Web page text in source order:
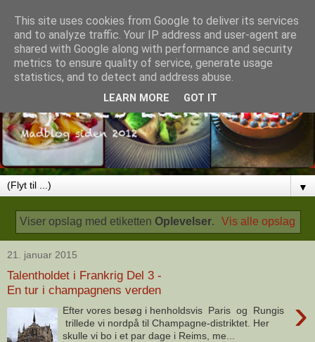
▼
Viser opslag med etiketten Oplevelser. Vis alle opslag
21. januar 2015
Talentholdet i Frankrig Del 3 -
En tur i champagnens verden
›
Efter vores besøg i henholdsvis Paris og Rungis
trillede vi nordpå til Champagne-distriktet. Her
skulle vi bo i et par dage i Reims, me...
This site uses cookies from Google to deliver its services
and to analyze traffic. Your IP address and user-agent are
shared with Google along with performance and security
metrics to ensure quality of service, generate usage
statistics, and to detect and address abuse.
LEARN MORE GOT IT